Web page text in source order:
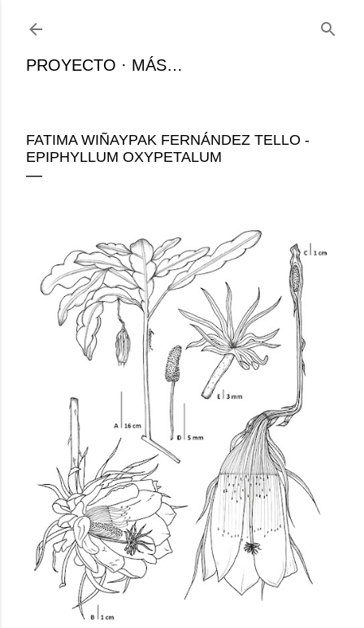
Ir al contenido principal
PROYECTO MÁS…
FATIMA WIÑAYPAK FERNÁNDEZ TELLO -
EPIPHYLLUM OXYPETALUM